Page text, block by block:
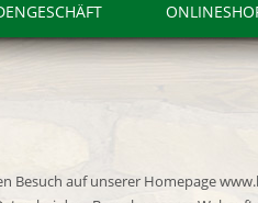
Besuch auf unserer Homepage